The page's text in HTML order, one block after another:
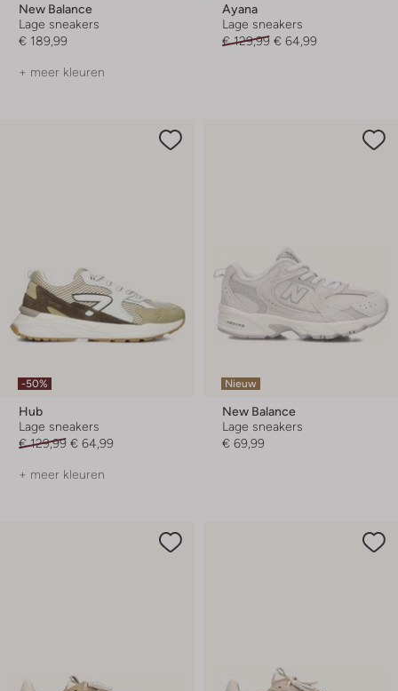
New Balance
Lage sneakers
€ 189,99
+ meer kleuren
Ayana
Lage sneakers
€ 129,99 € 64,99
-50%
Hub
Lage sneakers
€ 129,99 € 64,99
+ meer kleuren
Nieuw
New Balance
Lage sneakers
€ 69,99